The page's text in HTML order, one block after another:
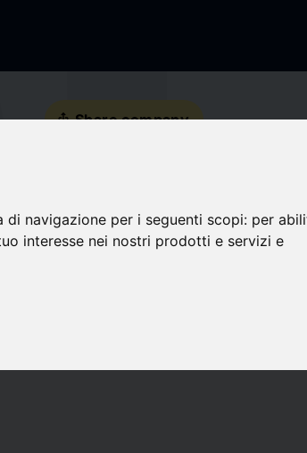
navigazione per i seguenti scopi: per
interesse nei nostri prodotti e servizi e
ios_share Share company
Social Media